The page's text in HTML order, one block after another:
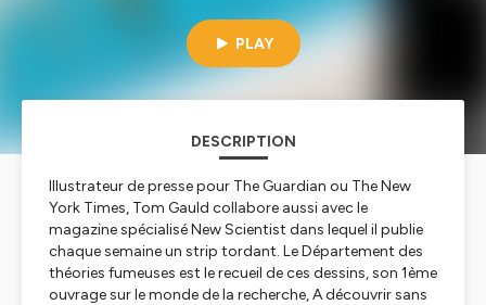
PLAY
DESCRIPTION
Illustrateur de presse pour The Guardian ou The New
York Times, Tom Gauld collabore aussi avec le
magazine spécialisé New Scientist dans lequel il publie
chaque semaine un strip tordant. Le Département des
théories fumeuses est le recueil de ces dessins, son 1ème
ouvrage sur le monde de la recherche, A découvrir sans